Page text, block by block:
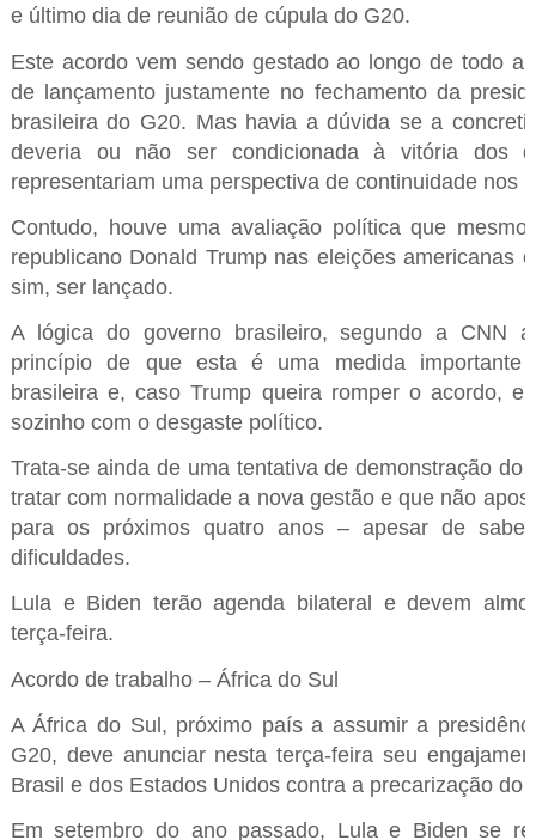
e último dia de reunião de cúpula do G20.
Este acordo vem sendo gestado ao longo de todo
de lançamento justamente no fechamento da
brasileira do G20. Mas havia a dúvida se a
deveria ou não ser condicionada à vitória dos
representariam uma perspectiva de continuidade nos
Contudo, houve uma avaliação política que
republicano Donald Trump nas eleições americanas
sim, ser lançado.
A lógica do governo brasileiro, segundo a CNN
princípio de que esta é uma medida importante
brasileira e, caso Trump queira romper o acordo,
sozinho com o desgaste político.
Trata-se ainda de uma tentativa de demonstração do
tratar com normalidade a nova gestão e que não
para os próximos quatro anos – apesar de
dificuldades.
Lula e Biden terão agenda bilateral e devem
terça-feira.
Acordo de trabalho – África do Sul
A África do Sul, próximo país a assumir a
G20, deve anunciar nesta terça-feira seu
Brasil e dos Estados Unidos contra a precarização do
Em setembro do ano passado, Lula e Biden se